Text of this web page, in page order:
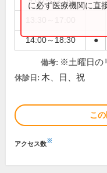
14:00～18:30 ●
に必ず医療機関に直
備考: ※土曜日の
休診日: 木、日、祝
こ
アクセス数※